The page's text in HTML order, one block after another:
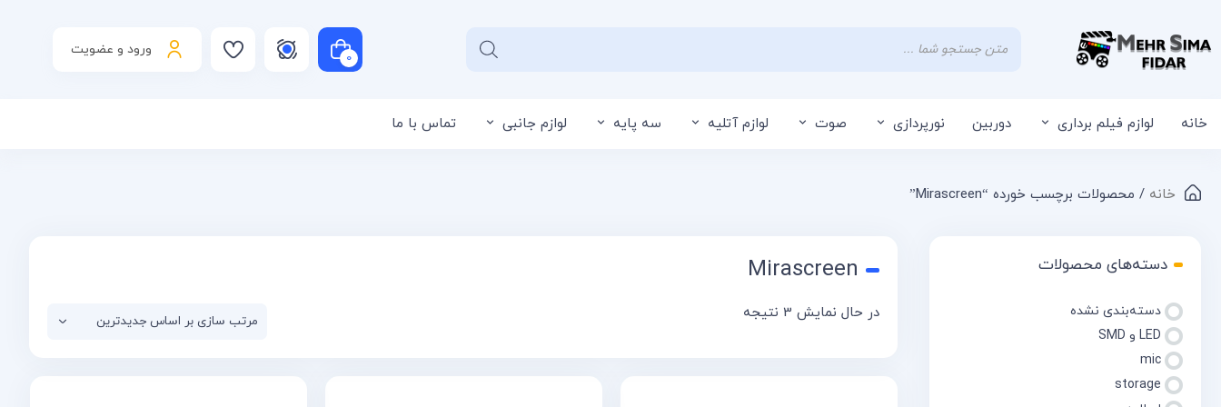
ورود و عضویت 0
سبد خرید شما خالی است خانه لوازم فیلم برداری دوربین نورپردازی صوت لوازم آتلیه سه پایه لوازم جانبی تماس با ما
خانه / محصولات برچسب خورده “Mirascreen”
Mirascreen
در حال نمایش 3 نتیجه
دسته‌های محصولات
دسته‌بندی نشده
LED و SMD
mic
storage